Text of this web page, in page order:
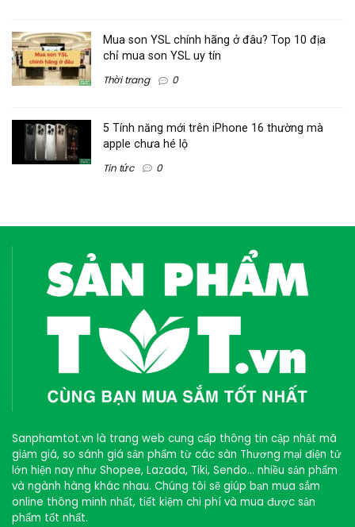
Mua son YSL chính hãng ở đâu? Top 10 địa
chỉ mua son YSL uy tín
Thời trang 0
5 Tính năng mới trên iPhone 16 thường mà
apple chưa hé lộ
Tin tức 0
Sanphamtot.vn là trang web cung cấp thông tin cập nhật mã
giảm giá, so sánh giá sản phẩm từ các sàn Thương mại điện tử
lớn hiện nay như Shopee, Lazada, Tiki, Sendo… nhiều sản phẩm
và ngành hàng khác nhau. Chúng tôi sẽ giúp bạn mua sắm
online thông minh nhất, tiết kiệm chi phí và mua được sản
phẩm tốt nhất.